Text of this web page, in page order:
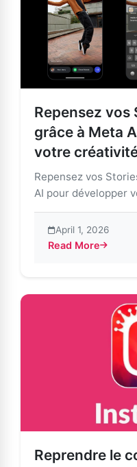
Repensez vos
grâce à Meta
votre
Repensez vos
AI pour développer
April 1, 2026
Read More
about Repensez
Reprendre le